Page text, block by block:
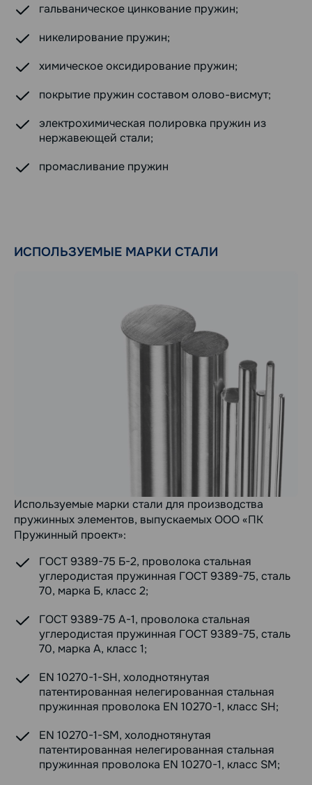
гальваническое цинкование пружин;
никелирование пружин;
химическое оксидирование пружин;
покрытие пружин составом олово-висмут;
электрохимическая полировка пружин из
нержавеющей стали;
промасливание пружин
ИСПОЛЬЗУЕМЫЕ МАРКИ СТАЛИ
Используемые марки стали для производства
пружинных элементов, выпускаемых ООО «ПК
Пружинный проект»:
ГОСТ 9389-75 Б-2, проволока стальная
углеродистая пружинная ГОСТ 9389-75, сталь
70, марка Б, класс 2;
ГОСТ 9389-75 А-1, проволока стальная
углеродистая пружинная ГОСТ 9389-75, сталь
70, марка А, класс 1;
EN 10270-1-SH, холоднотянутая
патентированная нелегированная стальная
пружинная проволока EN 10270-1, класс SH;
EN 10270-1-SM, холоднотянутая
патентированная нелегированная стальная
пружинная проволока EN 10270-1, класс SM;